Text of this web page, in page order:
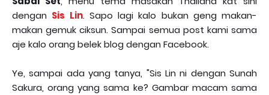
dengan Sis Lin. Sapo lagi kalo bukan geng makan-
makan gemuk ciksun. Sampai semua post kami sama
aje kalo orang belek blog dengan Facebook.
Ye, sampai ada yang tanya, "Sis Lin ni dengan Sunah
Sakura, orang yang sama ke? Gambar macam sama